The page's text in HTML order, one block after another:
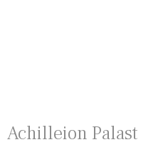
Achilleion Palast